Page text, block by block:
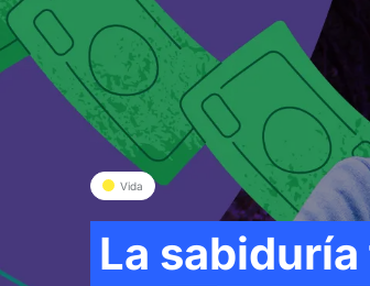
Vida
La